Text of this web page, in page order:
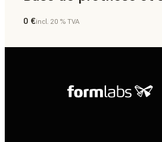
Dentaire
0 €incl. 20 % TVA